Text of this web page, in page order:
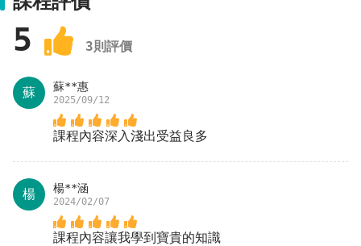
5 3則評價
蘇 蘇**惠
2025/09/12
課程內容深入淺出受益良多
楊 楊**涵
2024/02/07
課程內容讓我學到寶貴的知識